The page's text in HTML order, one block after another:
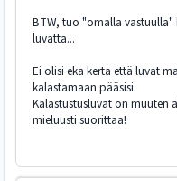
BTW, tuo "omalla
luvatta...
Ei olisi eka kerta että luvat
kalastamaan pääsisi.
Kalastustusluvat on muuten
mieluusti suorittaa!